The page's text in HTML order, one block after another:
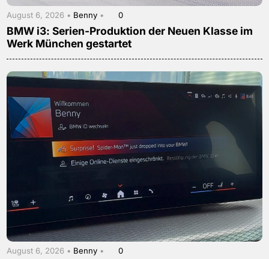
August 6, 2026 • Benny • 0
BMW i3: Serien-Produktion der Neuen Klasse im
Werk München gestartet
August 6, 2026 • Benny • 0